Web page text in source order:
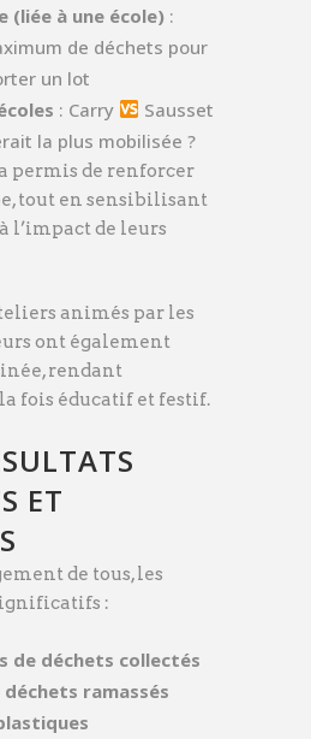
(liée à une école) :
de déchets pour
un lot
: Carry
Sausset
la plus mobilisée ?
permis de renforcer
tout en sensibilisant
l’impact de leurs
animés par les
ont également
rendant
fois éducatif et festif.
ET
de tous, les
:
de déchets collectés
déchets ramassés